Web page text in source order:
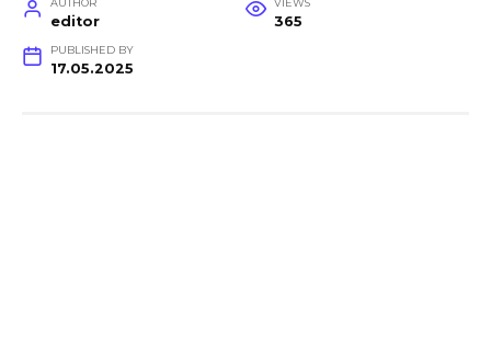
AUTHOR
editor
VIEWS
365
PUBLISHED BY
17.05.2025